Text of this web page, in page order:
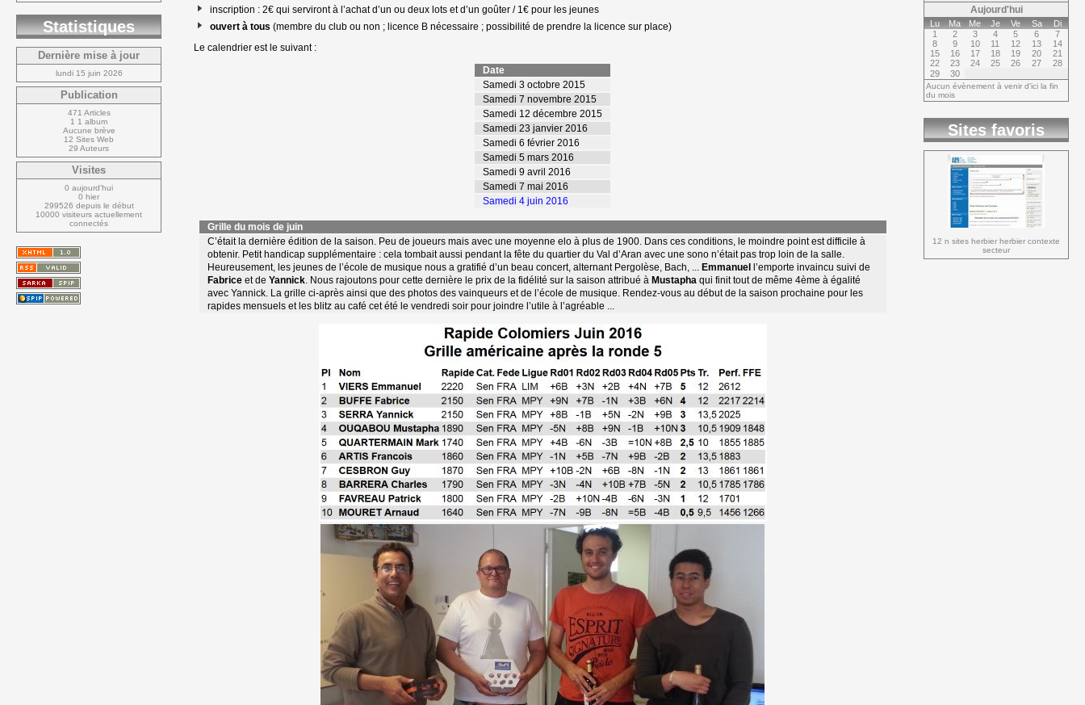
inscription : 2€ qui serviront à l’achat d’un ou deux lots et d’un goûter / 1€ pour les jeunes
ouvert à tous (membre du club ou non ; licence B nécessaire ; possibilité de prendre la licence sur place)
Le calendrier est le suivant :
Date
Samedi 3 octobre 2015
Samedi 7 novembre 2015
Samedi 12 décembre 2015
Samedi 23 janvier 2016
Samedi 6 février 2016
Samedi 5 mars 2016
Samedi 9 avril 2016
Samedi 7 mai 2016
Samedi 4 juin 2016
Grille du mois de juin
C’était la dernière édition de la saison. Peu de joueurs mais avec une moyenne elo à plus de 1900. Dans ces conditions, le moindre point est difficile à
obtenir. Petit handicap supplémentaire : cela tombait aussi pendant la fête du quartier du Val d’Aran avec une sono n’était pas trop loin de la salle.
Heureusement, les jeunes de l’école de musique nous a gratifié d’un beau concert, alternant Pergolèse, Bach, ... Emmanuel
l’emporte invaincu suivi de
Fabriceet de Yannick. Nous rajoutons pour cette dernière le prix de la fidélité sur la saison attribué à Mustaphaqui finit tout de même 4ème à égalité
avec Yannick. La grille ci-après ainsi que des photos des vainqueurs et de l’école de musique. Rendez-vous au début de la saison prochaine pour les
rapides mensuels et les blitz au café cet été le vendredi soir pour joindre l’utile à l’agréable ...
Statistiques
Dernière mise à jour
lundi 15 juin 2026
Publication
471 Articles
1 1 album
Aucune brève
12 Sites Web
29 Auteurs
Visites
0 aujourd'hui
0 hier
299526 depuis le début
10000 visiteurs actuellement
connectés
Aujourd'hui
Lu Ma Me Je Ve Sa
Di
1
2 3 4 5 6
7
8
9 10 11 12 13
14
15
16 17 18 19 20
21
22
23 24 25 26 27
28
29
30
Aucun évènement à venir d'ici la fin
du mois
Sites favoris
12 n sites herbier herbier contexte
secteur